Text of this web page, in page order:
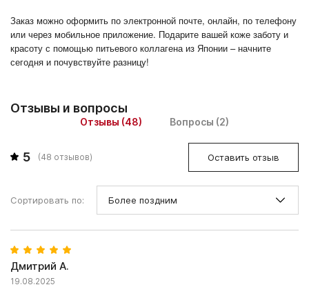
Заказ можно оформить по электронной почте, онлайн, по телефону
или через мобильное приложение. Подарите вашей коже заботу и
красоту с помощью питьевого коллагена из Японии – начните
сегодня и почувствуйте разницу!
Отзывы и вопросы
Отзывы (48) Вопросы (2)
5 (48 отзывов) Оставить отзыв
Сортировать по:
Дмитрий А.
19.08.2025